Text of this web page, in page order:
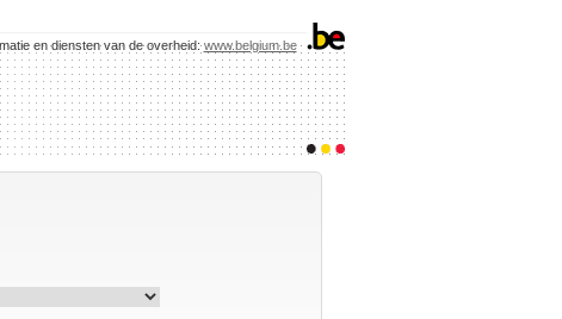
en diensten van de overheid: www.belgium.be